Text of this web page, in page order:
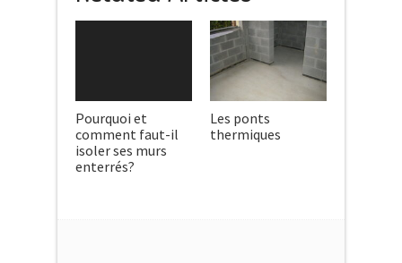
Pourquoi et
comment faut-il
isoler ses murs
enterrés?
Les ponts
thermiques